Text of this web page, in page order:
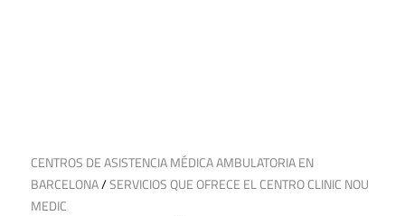
12 de noviembre de 2024
CENTROS DE ASISTENCIA MÉDICA AMBULATORIA EN
BARCELONA/SERVICIOS QUE OFRECE EL CENTRO CLINIC NOU
MEDIC